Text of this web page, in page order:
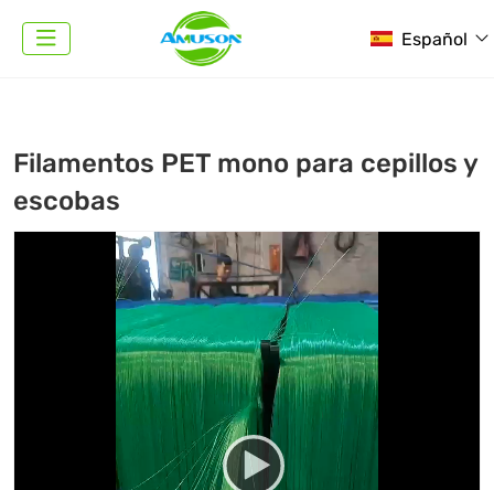
Español
Filamentos PET mono para cepillos y
escobas